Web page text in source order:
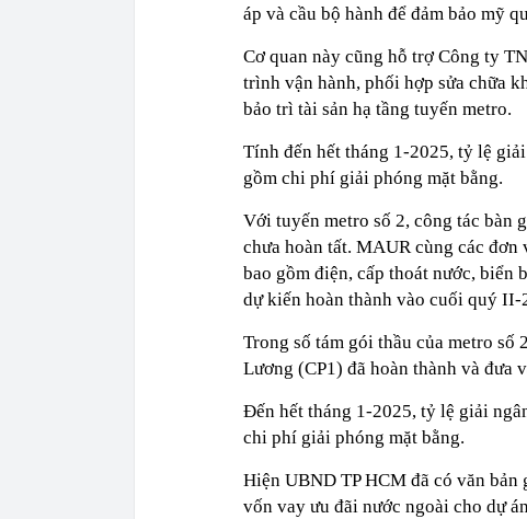
áp và cầu bộ hành để đảm bảo mỹ
Cơ quan này cũng hỗ trợ Công ty
trình vận hành, phối hợp sửa chữa
bảo trì tài sản hạ tầng tuyến metro.
Tính đến hết tháng 1-2025, tỷ lệ
gồm chi phí giải phóng mặt bằng.
Với tuyến metro số 2, công tác bàn
chưa hoàn tất. MAUR cùng các
bao gồm điện, cấp thoát nước, biển
dự kiến hoàn thành vào cuối quý II-
Trong số tám gói thầu của metro số
Lương (CP1) đã hoàn thành và đưa
Đến hết tháng 1-2025, tỷ lệ giải
chi phí giải phóng mặt bằng.
Hiện UBND TP HCM đã có văn
vốn vay ưu đãi nước ngoài cho dự